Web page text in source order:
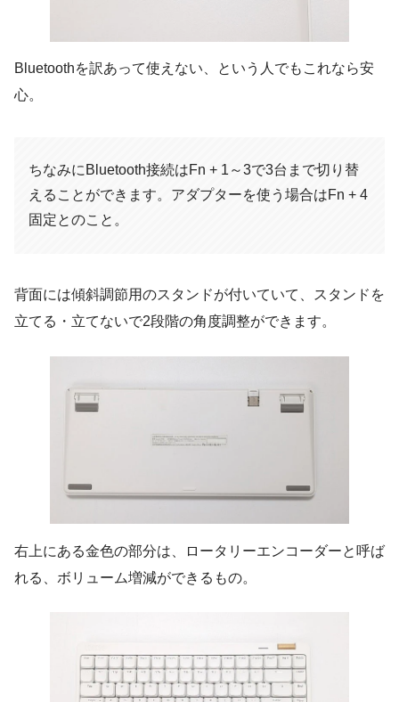
Bluetoothを訳あって使えない、という人でもこれなら安
心。
ちなみにBluetooth接続はFn + 1～3で3台まで切り替
えることができます。アダプターを使う場合はFn + 4
固定とのこと。
背面には傾斜調節用のスタンドが付いていて、スタンドを
立てる・立てないで2段階の角度調整ができます。
右上にある金色の部分は、ロータリーエンコーダーと呼ば
れる、ボリューム増減ができるもの。